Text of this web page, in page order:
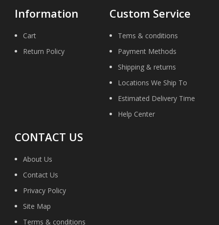
Information
Cart
Return Policy
Custom Service
Tems & conditions
Payment Methods
Shipping & returns
Locations We Ship To
Estimated Delivery Time
Help Center
CONTACT US
About Us
Contact Us
Privacy Policy
Site Map
Terms & conditions